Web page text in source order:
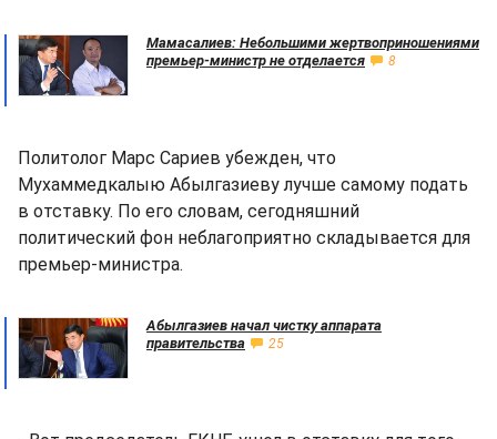
Мамасалиев: Небольшими жертвоприношениями
премьер-министр не отделается
8
Политолог Марс Сариев убежден, что
Мухаммедкалыю Абылгазиеву лучше самому подать
в отставку. По его словам, сегодняшний
политический фон неблагоприятно складывается для
премьер-министра.
Абылгазиев начал чистку аппарата
правительства
25